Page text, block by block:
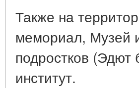
Также на
мемориал, Музей
подростков (Эдют
институт.